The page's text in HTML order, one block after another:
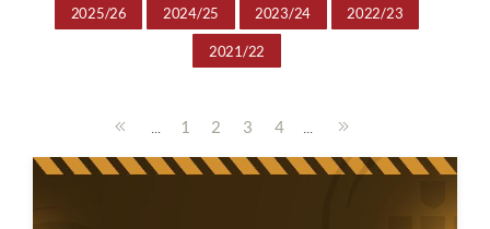
2025/26 2024/25 2023/24 2022/23
2021/22
... 1 2 3 4 ...